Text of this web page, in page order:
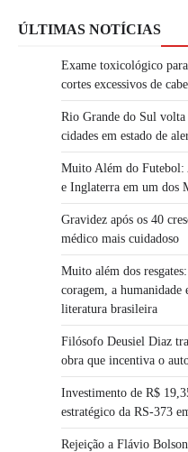
ÚLTIMAS NOTÍCIAS
Exame toxicológico
cortes excessivos de
Rio Grande do Sul volta
cidades em estado de
Muito Além do Futebol:
e Inglaterra em um dos
Gravidez após os 40
médico mais cuidadoso
Muito além dos
coragem, a humanidade
literatura brasileira
Filósofo Deusiel Diaz
obra que incentiva o
Investimento de R$
estratégico da RS-373
Rejeição a Flávio